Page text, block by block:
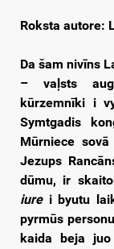
Roksta autore:
Da šam nivīns
– vaļsts
kūrzemnīki i
Symtgadis
Mūrniece
Jezups
dūmu, ir
iurei byutu
pyrmūs
kaida beja